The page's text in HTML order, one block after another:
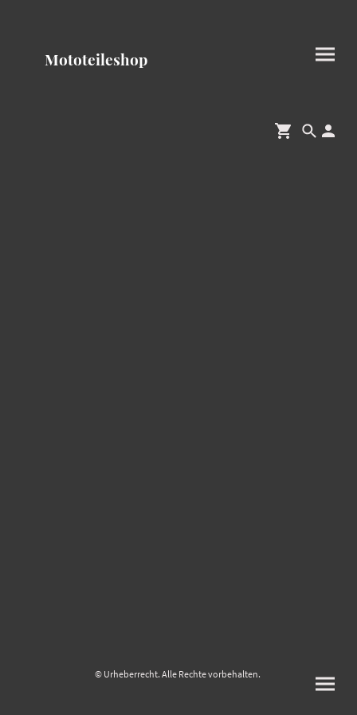
Mototeileshop
© Urheberrecht. Alle Rechte vorbehalten.